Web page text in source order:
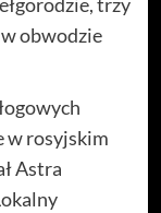
trzy
obwodzie
w rosyjskim
Astra